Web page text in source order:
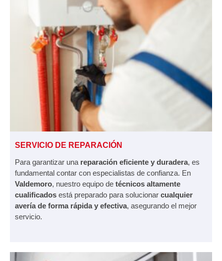
SERVICIO DE REPARACIÓN
Para garantizar una reparación eficiente y duradera, es
fundamental contar con especialistas de confianza. En
Valdemoro, nuestro equipo de técnicos altamente
cualificados está preparado para solucionar cualquier
avería de forma rápida y efectiva, asegurando el mejor
servicio.